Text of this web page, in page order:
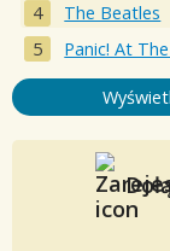
The Beatles
Panic! At